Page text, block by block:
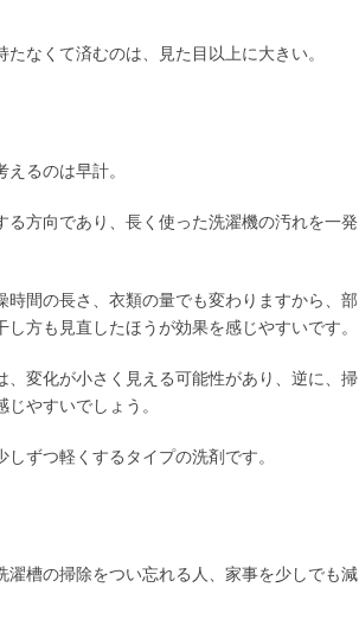
なくて済むのは、見た目以上に大きい。
るのは早計。
方向であり、長く使った洗濯機の汚れを一発
間の長さ、衣類の量でも変わりますから、部
方も見直したほうが効果を感じやすいです。
変化が小さく見える可能性があり、逆に、掃
やすいでしょう。
ずつ軽くするタイプの洗剤です。
槽の掃除をつい忘れる人、家事を少しでも減